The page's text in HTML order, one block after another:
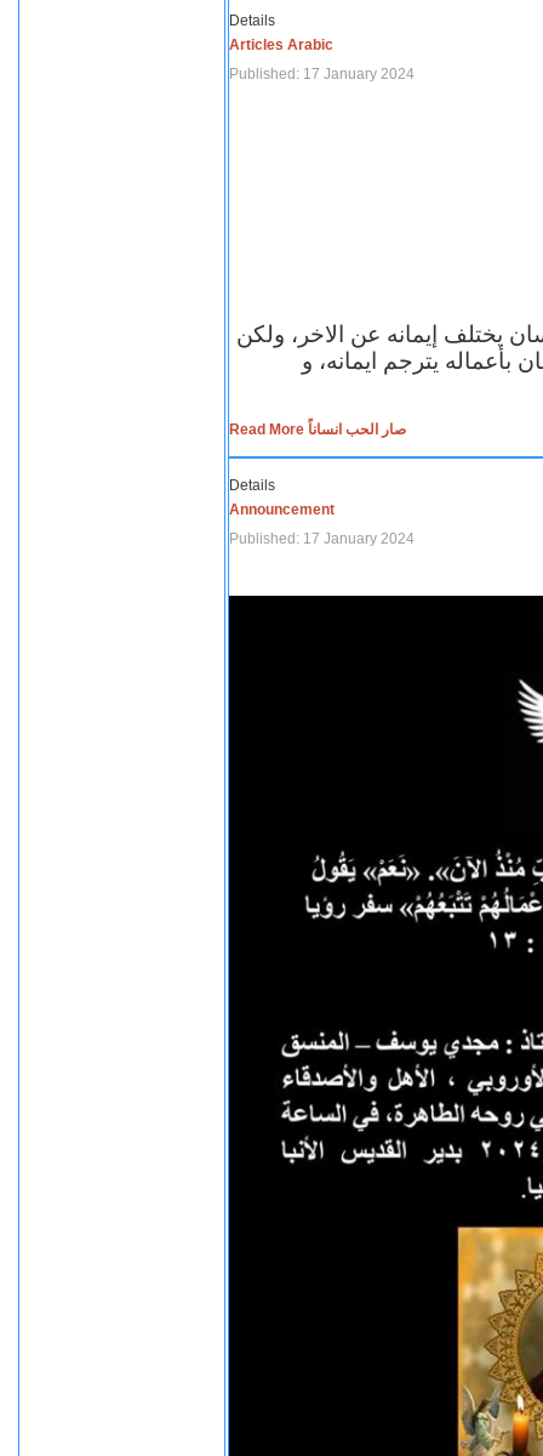
Details
Articles Arabic
Published: 17 January 2024
يختلف إيمانه عن الاخر، ولكن
بأعماله يترجم ايمانه، و
Read More صار الحب انساناً
Details
Announcement
Published: 17 January 2024